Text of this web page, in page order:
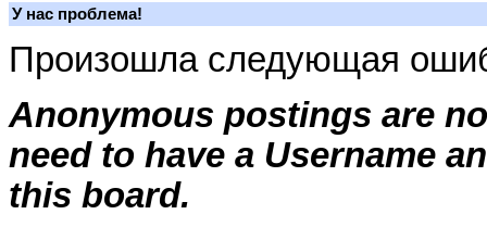
У нас проблема!
Произошла следующая
Anonymous postings are
need to have a Username
this board.